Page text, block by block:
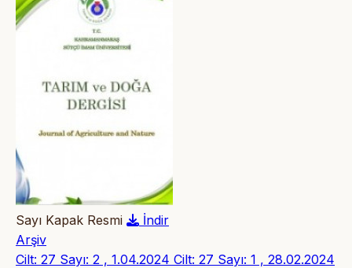
Sayı Kapak Resmi
İndir
Arşiv
Cilt: 27 Sayı: 2 , 1.04.2024 Cilt: 27 Sayı: 1 , 28.02.2024